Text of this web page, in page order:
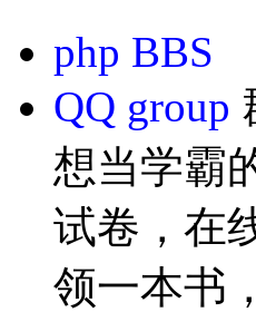
php BBS
QQ group
想当学霸
试卷，在
领一本书